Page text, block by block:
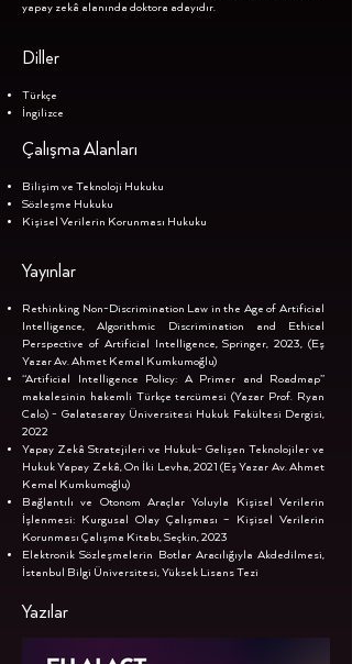
yapay zekâ alanında doktora adayıdır.
Diller
Türkçe
İngilizce
Çalışma Alanları
Bilişim ve Teknoloji Hukuku
Sözleşme Hukuku
Kişisel Verilerin Korunması Hukuku
Yayınlar
Rethinking Non-Discrimination Law in the Age of Artificial
Intelligence, Algorithmic Discrimination and Ethical
Perspective of Artificial Intelligence, Springer, 2023, (Eş
Yazar Av. Ahmet Kemal Kumkumoğlu)
“Artificial Intelligence Policy: A Primer and Roadmap”
makalesinin hakemli Türkçe tercümesi (Yazar Prof. Ryan
Calo) - Galatasaray Üniversitesi Hukuk Fakültesi Dergisi,
2022
Yapay Zekâ Stratejileri ve Hukuk- Gelişen Teknolojiler ve
Hukuk Yapay Zekâ, On İki Levha, 2021 (Eş Yazar Av. Ahmet
Kemal Kumkumoğlu)
Bağlantılı ve Otonom Araçlar Yoluyla Kişisel Verilerin
İşlenmesi: Kurgusal Olay Çalışması – Kişisel Verilerin
Korunması Çalışma Kitabı, Seçkin, 2023
Elektronik Sözleşmelerin Botlar Aracılığıyla Akdedilmesi,
İstanbul Bilgi Üniversitesi, Yüksek Lisans Tezi
Yazılar